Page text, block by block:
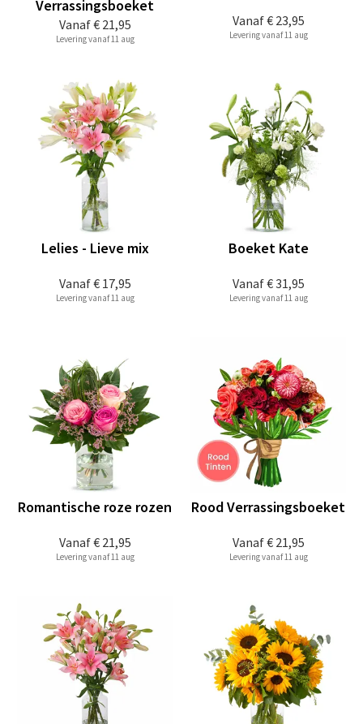
Vanaf€ 21,95
Verrassingsboeket
Levering vanaf 11 aug
Vanaf€ 23,95
Levering vanaf 11 aug
Vanaf€ 17,95
Lelies - Lieve mix
Levering vanaf 11 aug
Vanaf€ 31,95
Boeket Kate
Levering vanaf 11 aug
Vanaf€ 21,95
Romantische roze rozen
Levering vanaf 11 aug
Vanaf€ 21,95
Rood Verrassingsboeket
Levering vanaf 11 aug